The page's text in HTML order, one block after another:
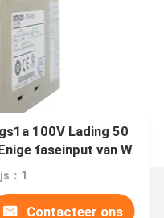
100V Lading 50
faseinput van W
：1
Contacteer ons